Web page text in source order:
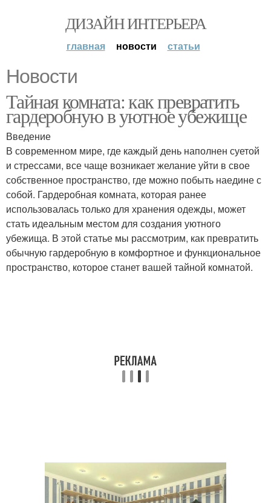
ДИЗАЙН ИНТЕРЬЕРА
главная новости статьи
Новости
Тайная комната: как превратить
гардеробную в уютное убежище
Введение
В современном мире, где каждый день наполнен суетой
и стрессами, все чаще возникает желание уйти в свое
собственное пространство, где можно побыть наедине с
собой. Гардеробная комната, которая ранее
использовалась только для хранения одежды, может
стать идеальным местом для создания уютного
убежища. В этой статье мы рассмотрим, как превратить
обычную гардеробную в комфортное и функциональное
пространство, которое станет вашей тайной комнатой.